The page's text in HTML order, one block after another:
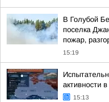
В Голубой
поселка
пожар,
15:19
активности
15:13